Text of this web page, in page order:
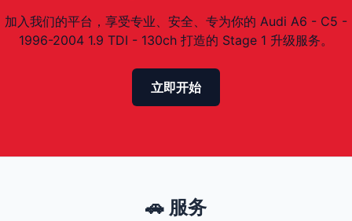
加入我们的平台，享受专业、安全、专为你的 Audi A6 - C5 -
1996-2004 1.9 TDI - 130ch 打造的 Stage 1 升级服务。
立即开始
🚗 服务